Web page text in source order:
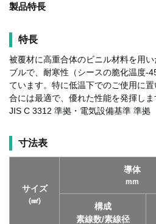
製品特長
特長
被覆材に高重合体のビニル材料を用
ブルで、耐寒性（シースの脆化温度-
ています。特に低温下でのご使用に
合には最適で、優れた性能を発揮しま
JIS C 3312 準拠・電気設備基準 準拠
寸法表
サイズ
(㎟)
導体
mm
構成
素線数/素線径